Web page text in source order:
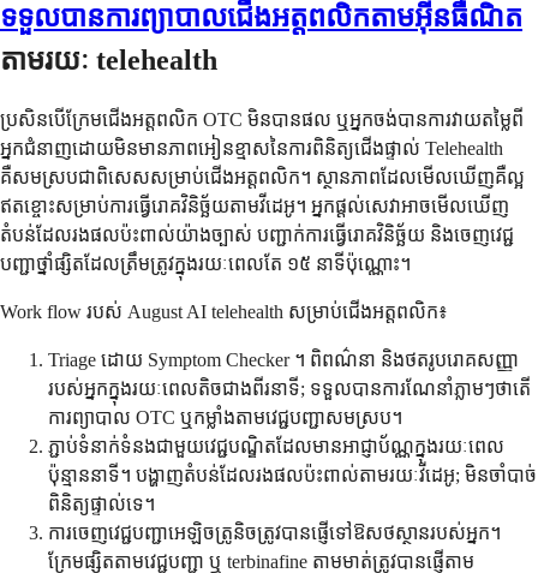
ទទួលបានការព្យាបាលជើងអត្តពលិកតាមអ៊ីនធឺណិត
តាមរយៈ telehealth
ប្រសិនបើក្រែមជើងអត្តពលិក OTC មិនបានផល ឬអ្នកចង់បានការវាយតម្លៃពី
អ្នកជំនាញដោយមិនមានភាពអៀនខ្មាសនៃការពិនិត្យជើងផ្ទាល់ Telehealth
គឺសមស្របជាពិសេសសម្រាប់ជើងអត្តពលិក។ ស្ថានភាពដែលមើលឃើញគឺល្អ
ឥតខ្ចោះសម្រាប់ការធ្វើរោគវិនិច្ឆ័យតាមវីដេអូ។ អ្នកផ្តល់សេវាអាចមើលឃើញ
តំបន់ដែលរងផលប៉ះពាល់យ៉ាងច្បាស់ បញ្ជាក់ការធ្វើរោគវិនិច្ឆ័យ និងចេញវេជ្ជ
បញ្ជាថ្នាំផ្សិតដែលត្រឹមត្រូវក្នុងរយៈពេលតែ ១៥ នាទីប៉ុណ្ណោះ។
Work flow របស់ August AI telehealth សម្រាប់ជើងអត្តពលិក៖
Triage ដោយ Symptom Checker ។ ពិពណ៌នា និងថតរូបរោគសញ្ញា
របស់អ្នកក្នុងរយៈពេលតិចជាងពីរនាទី; ទទួលបានការណែនាំភ្លាមៗថាតើ
ការព្យាបាល OTC ឬកម្លាំងតាមវេជ្ជបញ្ជាសមស្រប។
ភ្ជាប់ទំនាក់ទំនងជាមួយវេជ្ជបណ្ឌិតដែលមានអាជ្ញាប័ណ្ណក្នុងរយៈពេល
ប៉ុន្មាននាទី។ បង្ហាញតំបន់ដែលរងផលប៉ះពាល់តាមរយៈវីដេអូ; មិនចាំបាច់
ពិនិត្យផ្ទាល់ទេ។
ការចេញវេជ្ជបញ្ជាអេឡិចត្រូនិចត្រូវបានផ្ញើទៅឱសថស្ថានរបស់អ្នក។
ក្រែមផ្សិតតាមវេជ្ជបញ្ជា ឬ terbinafine តាមមាត់ត្រូវបានផ្ញើតាម